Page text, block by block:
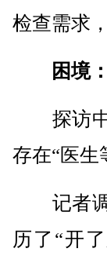
检查需求
困境
探访中
存在“医生
记者调
历了“开